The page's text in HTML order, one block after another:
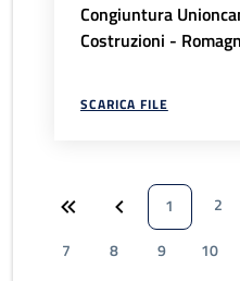
Congiuntura
Costruzioni -
SCARICA FILE
1 2
7
8 9 10